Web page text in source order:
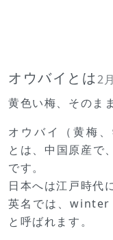
オウバイとは2
黄色い梅、そのま
オウバイ（黄梅
とは、中国原産で
です。
日本へは江戸時代
英名では、winter
と呼ばれます。